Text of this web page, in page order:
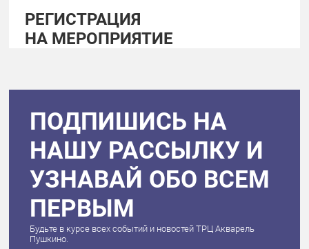
РЕГИСТРАЦИЯ
НА МЕРОПРИЯТИЕ
ПОДПИШИСЬ НА
НАШУ РАССЫЛКУ И
УЗНАВАЙ ОБО ВСЕМ
ПЕРВЫМ
Будьте в курсе всех событий и новостей ТРЦ Акварель
Пушкино.